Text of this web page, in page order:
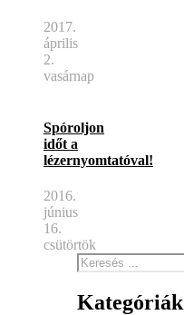
2017.
április
2.
vasárnap
Spóroljon
időt a
lézernyomtatóval!
2016.
június
16.
csütörtök
Kategóriák